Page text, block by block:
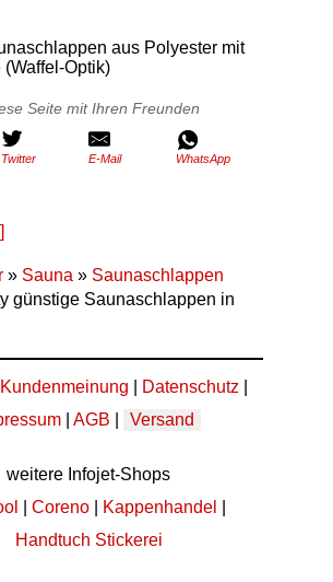
aus Polyester mit
Optik)
Seite mit Ihren Freunden
Twitter E-Mail WhatsApp
» Sauna » Saunaschlappen
günstige Saunaschlappen in
Kundenmeinung Datenschutz
AGB Versand
weitere Infojet-Shops
Coreno Kappenhandel
Handtuch Stickerei